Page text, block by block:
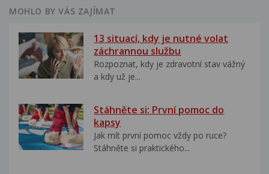
MOHLO BY VÁS ZAJÍMAT
13 situací, kdy je nutné volat
záchrannou službu
Rozpoznat, kdy je zdravotní stav vážný
a kdy už je...
Stáhněte si: První pomoc do
kapsy
Jak mít první pomoc vždy po ruce?
Stáhněte si praktického...